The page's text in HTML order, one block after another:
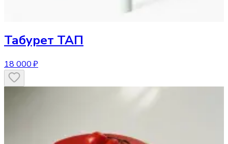
Табурет ТАП
18 000 ₽